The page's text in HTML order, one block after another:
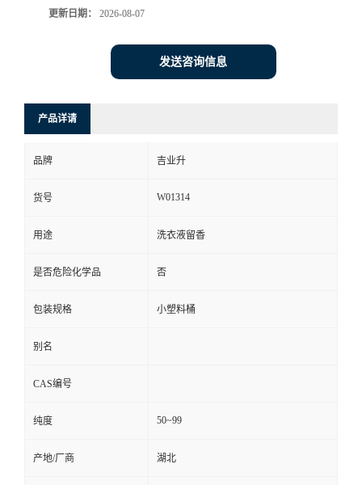
更新日期： 2026-08-07
发送咨询信息
产品详请
品牌 吉业升
货号 W01314
用途 洗衣液留香
是否危险化学品 否
包装规格 小塑料桶
别名
CAS编号
纯度 50~99
产地/厂商 湖北